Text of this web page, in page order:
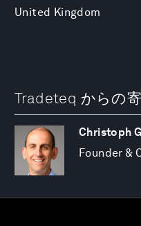
United Kingdom
Tradeteq からの
Christoph
Founder &